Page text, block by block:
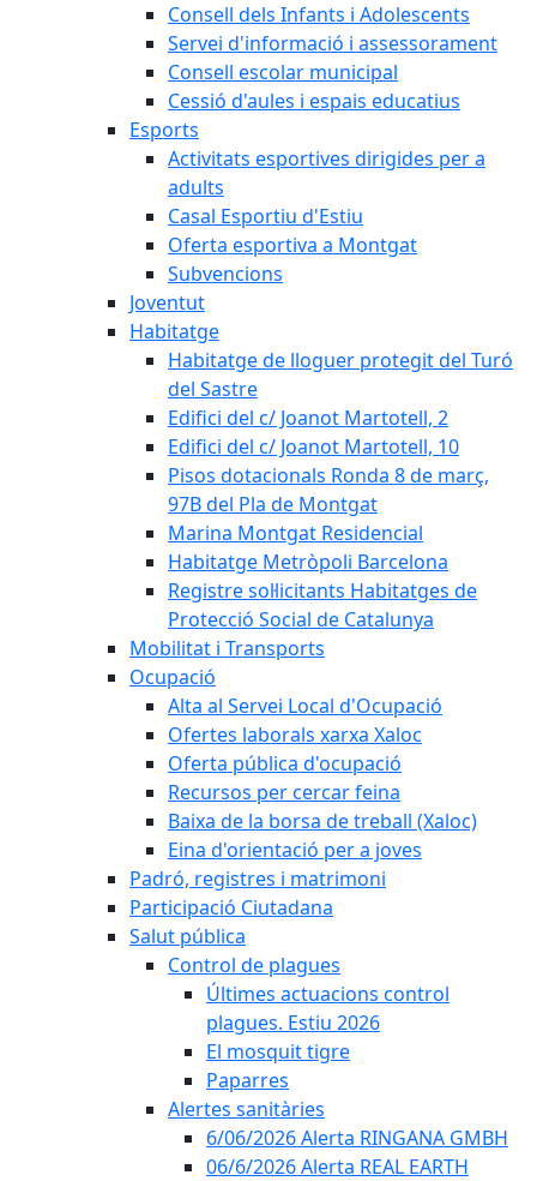
Consell dels Infants i Adolescents
Servei d'informació i assessorament
Consell escolar municipal
Cessió d'aules i espais educatius
Esports
Activitats esportives dirigides per a
adults
Casal Esportiu d'Estiu
Oferta esportiva a Montgat
Subvencions
Joventut
Habitatge
Habitatge de lloguer protegit del Turó
del Sastre
Edifici del c/ Joanot Martotell, 2
Edifici del c/ Joanot Martotell, 10
Pisos dotacionals Ronda 8 de març,
97B del Pla de Montgat
Marina Montgat Residencial
Habitatge Metròpoli Barcelona
Registre sol·licitants Habitatges de
Protecció Social de Catalunya
Mobilitat i Transports
Ocupació
Alta al Servei Local d'Ocupació
Ofertes laborals xarxa Xaloc
Oferta pública d'ocupació
Recursos per cercar feina
Baixa de la borsa de treball (Xaloc)
Eina d'orientació per a joves
Padró, registres i matrimoni
Participació Ciutadana
Salut pública
Control de plagues
Últimes actuacions control
plagues. Estiu 2026
El mosquit tigre
Paparres
Alertes sanitàries
6/06/2026 Alerta RINGANA GMBH
06/6/2026 Alerta REAL EARTH